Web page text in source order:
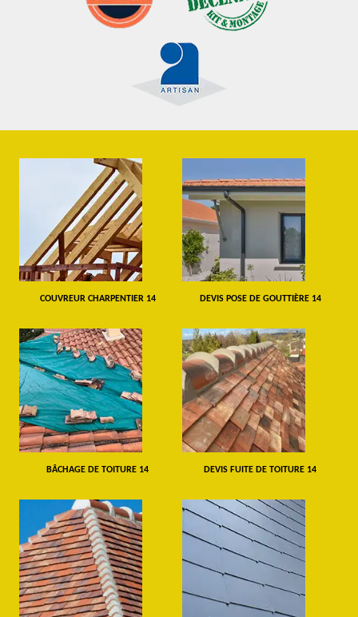
COUVREUR CHARPENTIER 14 DEVIS POSE DE GOUTTIÈRE 14
BÂCHAGE DE TOITURE 14 DEVIS FUITE DE TOITURE 14